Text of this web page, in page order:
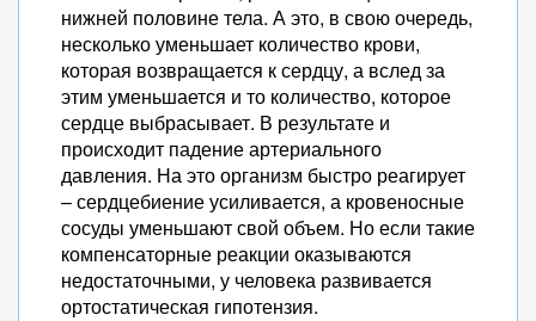
нижней половине тела. А это, в свою очередь,
несколько уменьшает количество крови,
которая возвращается к сердцу, а вслед за
этим уменьшается и то количество, которое
сердце выбрасывает. В результате и
происходит падение артериального
давления. На это организм быстро реагирует
– сердцебиение усиливается, а кровеносные
сосуды уменьшают свой объем. Но если такие
компенсаторные реакции оказываются
недостаточными, у человека развивается
ортостатическая гипотензия.